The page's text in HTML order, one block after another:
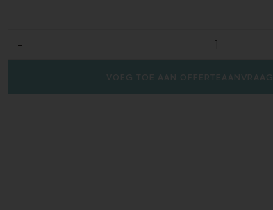
-
VOEG TOE AAN OFFERTEAANVRAAG